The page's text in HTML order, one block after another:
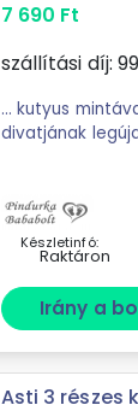
7 690 Ft
szállítási díj:
... kutyus mintával A kisfiúk
divatjának
Magyarországról
összeállításban
Készletinfó:
Raktáron
Irány a
Asti 3 részes